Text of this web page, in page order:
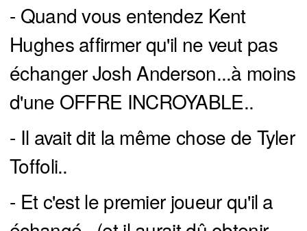
- Quand vous entendez Kent
Hughes affirmer qu'il ne veut pas
échanger Josh Anderson...à moins
d'une OFFRE INCROYABLE..
- Il avait dit la même chose de Tyler
Toffoli..
- Et c'est le premier joueur qu'il a